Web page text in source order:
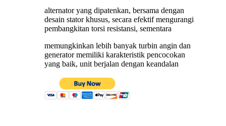
alternator yang dipatenkan, bersama dengan
desain stator khusus, secara efektif mengurangi
pembangkitan torsi resistansi, sementara
memungkinkan lebih banyak turbin angin dan
generator memiliki karakteristik pencocokan
yang baik, unit berjalan dengan keandalan